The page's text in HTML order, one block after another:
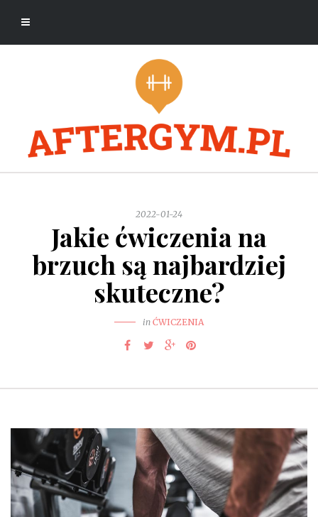
2022-01-24
Jakie ćwiczenia na
brzuch są najbardziej
skuteczne?
in ĆWICZENIA